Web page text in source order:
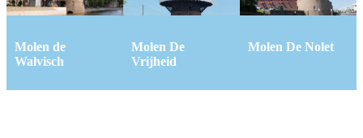
Molen de
Walvisch
Molen De
Vrijheid
Molen De Nolet